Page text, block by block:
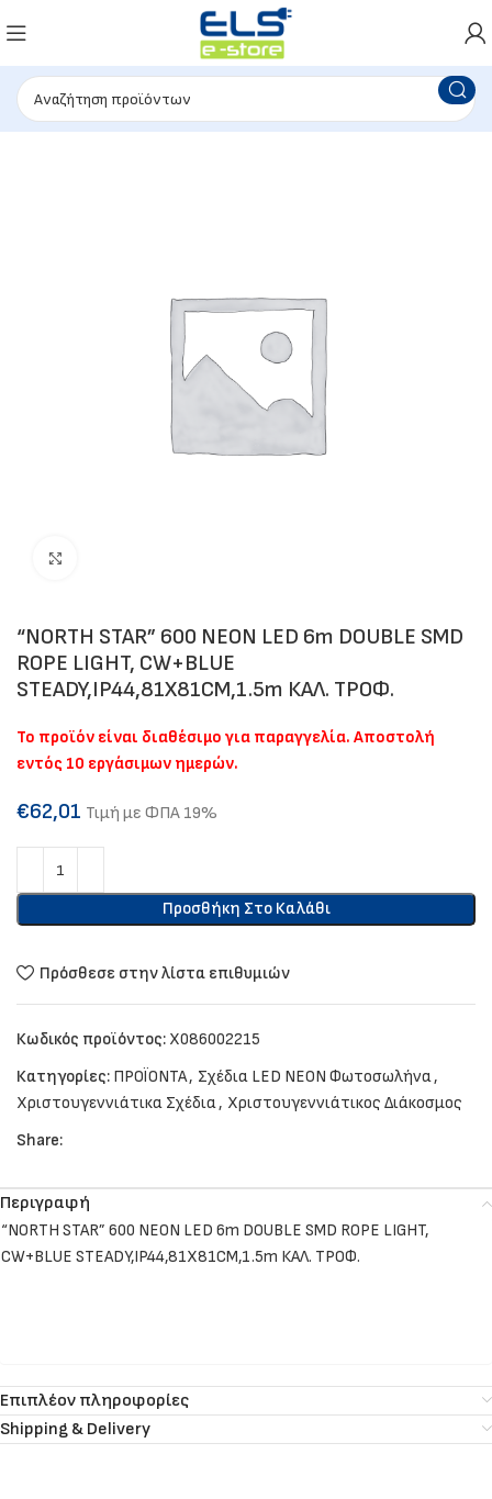
“NORTH STAR” 600 NEON LED 6m DOUBLE SMD
ROPE LIGHT, CW+BLUE
STEADY,IP44,81Χ81CM,1.5m ΚΑΛ. ΤΡΟΦ.
Το προϊόν είναι διαθέσιμο για παραγγελία. Αποστολή
εντός 10 εργάσιμων ημερών.
€62,01 Τιμή με ΦΠΑ 19%
Προσθήκη Στο Καλάθι
Πρόσθεσε στην λίστα επιθυμιών
Κωδικός προϊόντος: X086002215
Κατηγορίες: ΠΡΟΪΟΝΤΑ, Σχέδια LED NEON Φωτοσωλήνα,
Χριστουγεννιάτικα Σχέδια, Χριστουγεννιάτικος Διάκοσμος
Share:
Περιγραφή
“NORTH STAR” 600 NEON LED 6m DOUBLE SMD ROPE LIGHT,
CW+BLUE STEADY,IP44,81Χ81CM,1.5m ΚΑΛ. ΤΡΟΦ.
Επιπλέον πληροφορίες
Shipping & Delivery